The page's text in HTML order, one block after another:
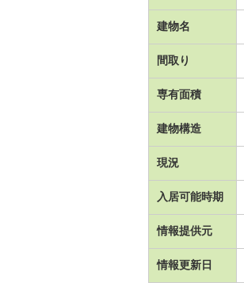
建物名
間取り
専有面積
建物構造
現況
入居可能時期
情報提供元
情報更新日